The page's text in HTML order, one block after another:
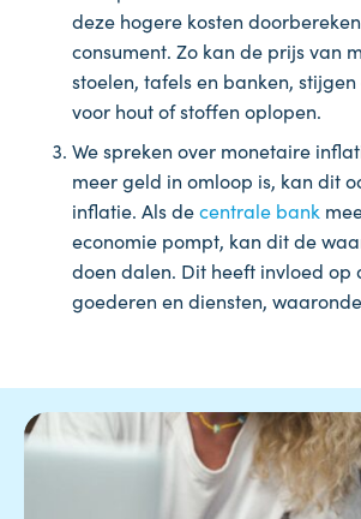
deze hogere kosten
consument. Zo kan de prijs van
stoelen, tafels en banken,
voor hout of stoffen oplopen.
We spreken over monetaire
meer geld in omloop is, kan dit
inflatie. Als decentrale bank
economie pompt, kan dit de
doen dalen. Dit heeft invloed op
goederen en diensten,